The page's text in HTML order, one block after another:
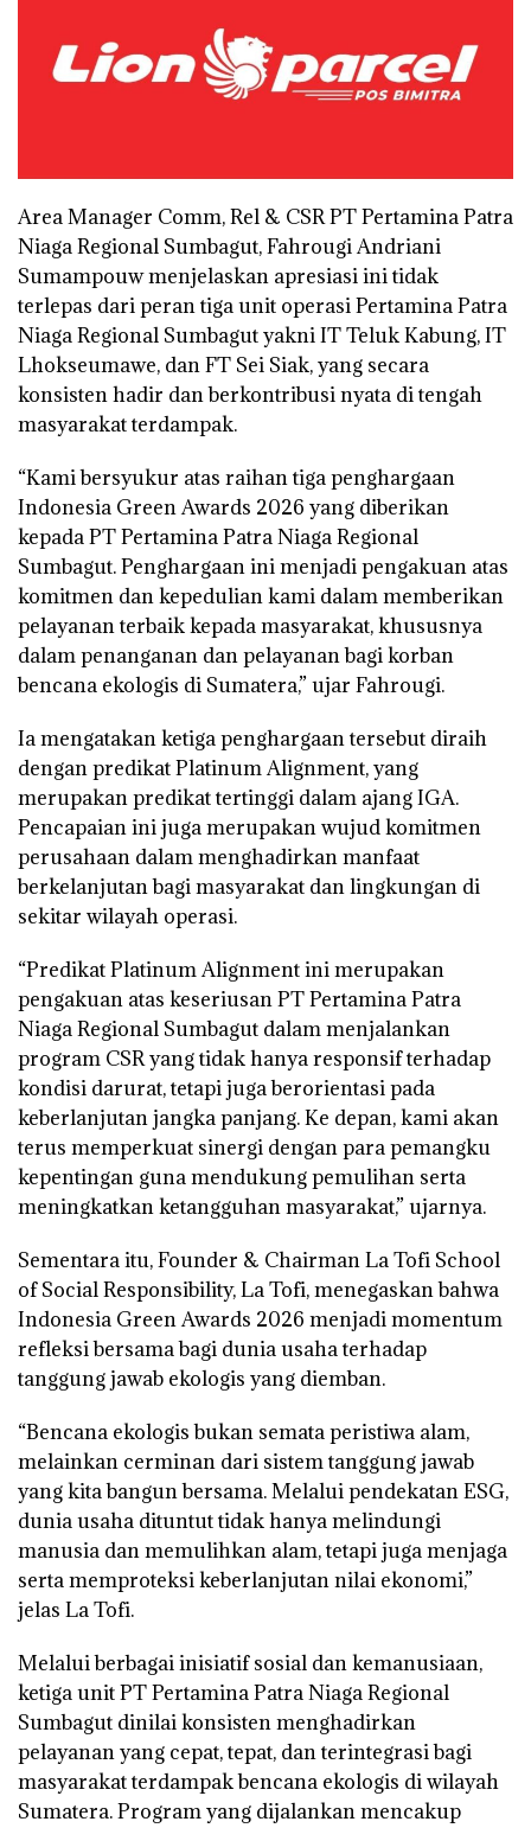
Area Manager Comm, Rel & CSR PT Pertamina Patra
Niaga Regional Sumbagut, Fahrougi Andriani
Sumampouw menjelaskan apresiasi ini tidak
terlepas dari peran tiga unit operasi Pertamina Patra
Niaga Regional Sumbagut yakni IT Teluk Kabung, IT
Lhokseumawe, dan FT Sei Siak, yang secara
konsisten hadir dan berkontribusi nyata di tengah
masyarakat terdampak.
“Kami bersyukur atas raihan tiga penghargaan
Indonesia Green Awards 2026 yang diberikan
kepada PT Pertamina Patra Niaga Regional
Sumbagut. Penghargaan ini menjadi pengakuan atas
komitmen dan kepedulian kami dalam memberikan
pelayanan terbaik kepada masyarakat, khususnya
dalam penanganan dan pelayanan bagi korban
bencana ekologis di Sumatera,” ujar Fahrougi.
Ia mengatakan ketiga penghargaan tersebut diraih
dengan predikat Platinum Alignment, yang
merupakan predikat tertinggi dalam ajang IGA.
Pencapaian ini juga merupakan wujud komitmen
perusahaan dalam menghadirkan manfaat
berkelanjutan bagi masyarakat dan lingkungan di
sekitar wilayah operasi.
“Predikat Platinum Alignment ini merupakan
pengakuan atas keseriusan PT Pertamina Patra
Niaga Regional Sumbagut dalam menjalankan
program CSR yang tidak hanya responsif terhadap
kondisi darurat, tetapi juga berorientasi pada
keberlanjutan jangka panjang. Ke depan, kami akan
terus memperkuat sinergi dengan para pemangku
kepentingan guna mendukung pemulihan serta
meningkatkan ketangguhan masyarakat,” ujarnya.
Sementara itu, Founder & Chairman La Tofi School
of Social Responsibility, La Tofi, menegaskan bahwa
Indonesia Green Awards 2026 menjadi momentum
refleksi bersama bagi dunia usaha terhadap
tanggung jawab ekologis yang diemban.
“Bencana ekologis bukan semata peristiwa alam,
melainkan cerminan dari sistem tanggung jawab
yang kita bangun bersama. Melalui pendekatan ESG,
dunia usaha dituntut tidak hanya melindungi
manusia dan memulihkan alam, tetapi juga menjaga
serta memproteksi keberlanjutan nilai ekonomi,”
jelas La Tofi.
Melalui berbagai inisiatif sosial dan kemanusiaan,
ketiga unit PT Pertamina Patra Niaga Regional
Sumbagut dinilai konsisten menghadirkan
pelayanan yang cepat, tepat, dan terintegrasi bagi
masyarakat terdampak bencana ekologis di wilayah
Sumatera. Program yang dijalankan mencakup